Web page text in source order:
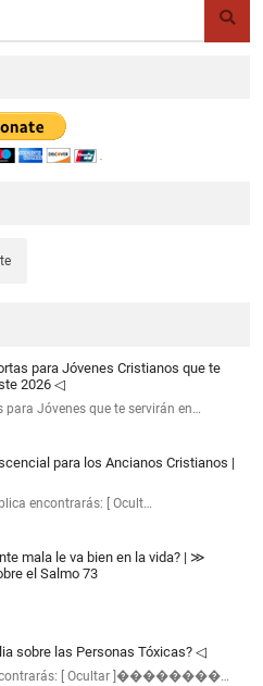
para Jóvenes Cristianos que te
2026 ◁
para Jóvenes que te servirán en…
para los Ancianos Cristianos |
encontrarás: [ Ocult…
mala le va bien en la vida? | ≫
el Salmo 73
sobre las Personas Tóxicas? ◁
[ Ocultar ]��������…